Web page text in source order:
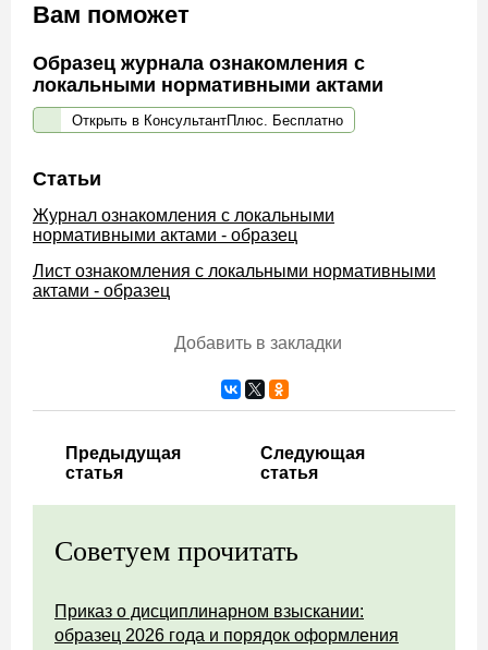
Вам поможет
Образец журнала ознакомления с
локальными нормативными актами
Открыть в КонсультантПлюс. Бесплатно
Статьи
Журнал ознакомления с локальными
нормативными актами - образец
Лист ознакомления с локальными нормативными
актами - образец
Добавить в закладки
Предыдущая
статья
Следующая
статья
Советуем прочитать
Приказ о дисциплинарном взыскании:
образец 2026 года и порядок оформления